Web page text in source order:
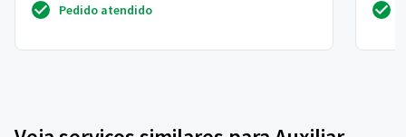
Pedido atendido